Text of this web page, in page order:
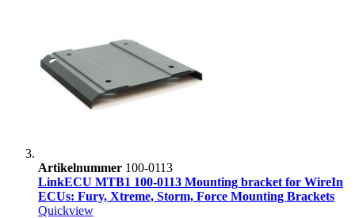
Artikelnummer 100-0113
LinkECU MTB1 100-0113 Mounting bracket for WireIn
ECUs: Fury, Xtreme, Storm, Force Mounting Brackets
Quickview